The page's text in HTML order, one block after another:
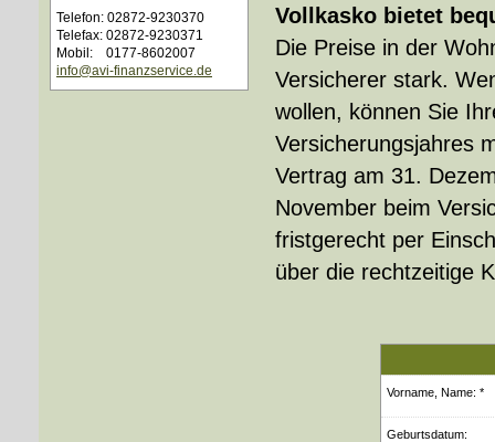
Telefon: 02872-9230370
Telefax: 02872-9230371
Mobil: 0177-8602007
info@avi-finanzservice.de
Vollkasko bietet
Die Preise in der
Versicherer stark.
wollen, können Sie
Versicherungsjahres
Vertrag am 31.
November beim
fristgerecht per
über die rechtzeitige
Vorname, Name: *
Geburts­datum: